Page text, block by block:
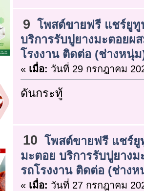
9
โพสต์ขายฟรี แชร์ยูทู
บริการรับปูยางมะตอยผ
โรงงาน ติดต่อ (ช่างหนุ่
« เมื่อ: วันที่ 29 กรกฎาคม
ดันกระทู้
10 โพสต์ขายฟรี แชร์
มะตอย บริการรับปูยาง
รถโรงงาน ติดต่อ (ช่างห
« เมื่อ: วันที่ 27 กรกฎาคม